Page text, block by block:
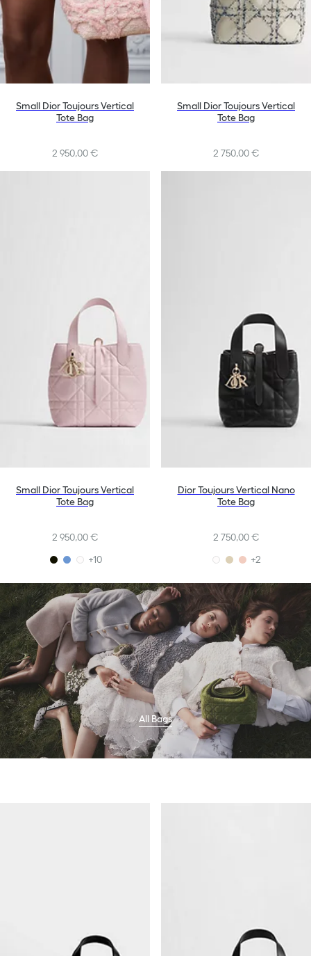
Small Dior Toujours Vertical
Tote Bag
2 950,00 €
Small Dior Toujours Vertical
Tote Bag
2 750,00 €
Small Dior Toujours Vertical
Tote Bag
2 950,00 €
+10
Dior Toujours Vertical Nano
Tote Bag
2 750,00 €
+2
All Bags